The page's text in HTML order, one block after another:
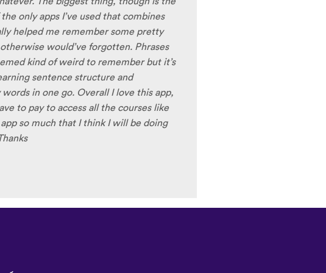
understanding low register voices.
hearing the recordings of your
of their own voice), it is really helpful
the fluent pronunciation for
I'm going to have fun with this app
(or a lot) of Turkish before my holiday